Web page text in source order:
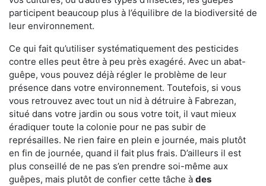
participent beaucoup plus à l’équilibre de la biodiversité de
leur environnement.
Ce qui fait qu’utiliser systématiquement des pesticides
contre elles peut être à peu près exagéré. Avec un abat-
guêpe, vous pouvez déjà régler le problème de leur
présence dans votre environnement. Toutefois, si vous
vous retrouvez avec tout un nid à détruire à Fabrezan,
situé dans votre jardin ou sous votre toit, il vaut mieux
éradiquer toute la colonie pour ne pas subir de
représailles. Ne rien faire en plein e journée, mais plutôt
en fin de journée, quand il fait plus frais. D’ailleurs il est
plus conseillé de ne pas s’en prendre soi-même aux
guêpes, mais plutôt de confier cette tâche à des